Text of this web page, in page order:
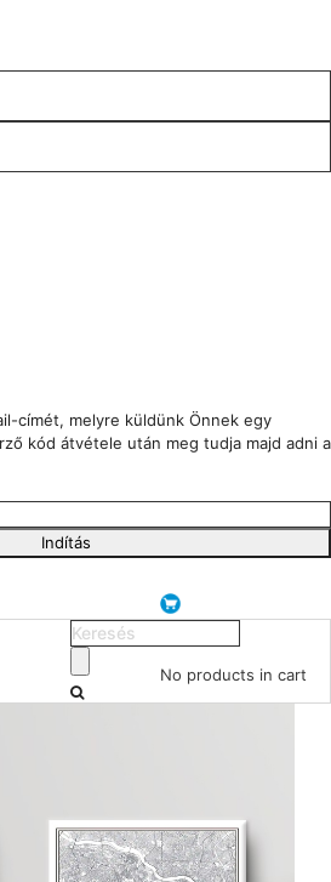
címét, melyre küldünk Önnek egy
kód átvétele után meg tudja majd adni a
Indítás
No products in cart